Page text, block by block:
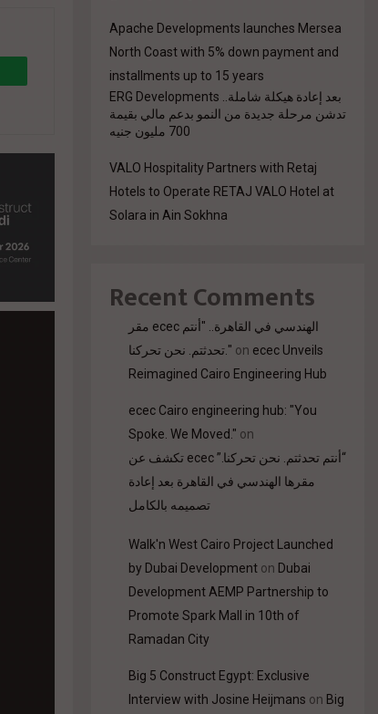
Apache Developments launches Mersea
North Coast with 5% down payment and
installments up to 15 years
بعد إعادة هيكلة شاملة.. ERG Developments
تدشن مرحلة جديدة من النمو بدعم مالي بقيمة
700 مليون جنيه
VALO Hospitality Partners with Retaj
Hotels to Operate RETAJ VALO Hotel at
Solara in Ain Sokhna
Recent Comments
مقر ecec الهندسي في القاهرة.. "أنتم
تحدثتم. نحن تحركنا." on ecec Unveils
Reimagined Cairo Engineering Hub
ecec Cairo engineering hub: "You
Spoke. We Moved." on
“أنتم تحدثتم. نحن تحركنا.” ecec تكشف عن
مقرها الهندسي في القاهرة بعد إعادة
تصميمه بالكامل
Walk'n West Cairo Project Launched
by Dubai Development on Dubai
Development AEMP Partnership to
Promote Spark Mall in 10th of
Ramadan City
Big 5 Construct Egypt: Exclusive
Interview with Josine Heijmans on Big